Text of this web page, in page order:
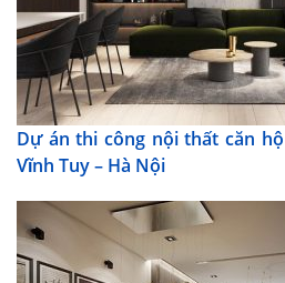
Dự án thi công nội thất căn
Vĩnh Tuy – Hà Nội